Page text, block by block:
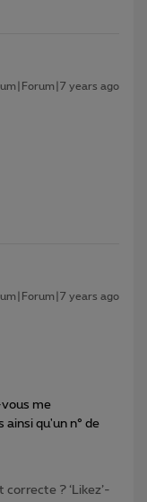
years ago
years ago
me
qu'un n° de
? ‘Likez’-